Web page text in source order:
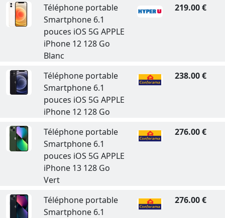
Téléphone portable
Smartphone 6.1
pouces iOS 5G APPLE
iPhone 12 128 Go
Blanc
219.00 €
Téléphone portable
Smartphone 6.1
pouces iOS 5G APPLE
iPhone 12 128 Go
238.00 €
Téléphone portable
Smartphone 6.1
pouces iOS 5G APPLE
iPhone 13 128 Go
Vert
276.00 €
Téléphone portable
Smartphone 6.1
276.00 €